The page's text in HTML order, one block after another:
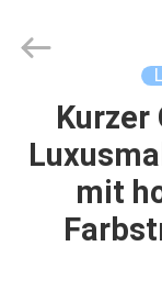
HAUS
PRODUKTE
mit